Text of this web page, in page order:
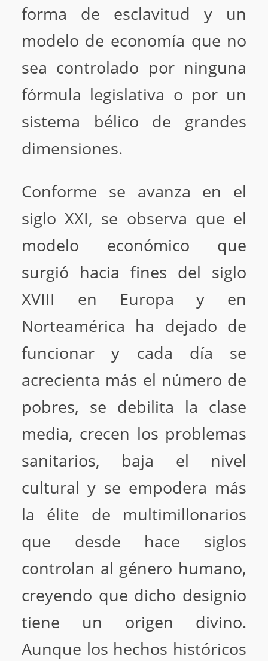
forma de esclavitud y un
modelo de economía que no
sea controlado por ninguna
fórmula legislativa o por un
sistema bélico de grandes
dimensiones.
Conforme se avanza en el
siglo XXI, se observa que el
modelo económico que
surgió hacia fines del siglo
XVIII en Europa y en
Norteamérica ha dejado de
funcionar y cada día se
acrecienta más el número de
pobres, se debilita la clase
media, crecen los problemas
sanitarios, baja el nivel
cultural y se empodera más
la élite de multimillonarios
que desde hace siglos
controlan al género humano,
creyendo que dicho designio
tiene un origen divino.
Aunque los hechos históricos